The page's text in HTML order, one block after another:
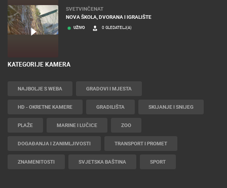
SVETVINČENAT
NOVA ŠKOLA, DVORANA I IGRALIŠTE
UŽIVO 0 GLEDATELJ(A)
KATEGORIJE KAMERA
NAJBOLJE S WEBA GRADOVI I MJESTA
HD - OKRETNE KAMERE GRADILIŠTA SKIJANJE I SNIJEG
PLAŽE MARINE I LUČICE ZOO
DOGAĐANJA I ZANIMLJIVOSTI TRANSPORT I PROMET
ZNAMENITOSTI SVJETSKA BAŠTINA SPORT